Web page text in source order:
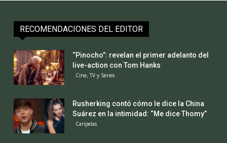
RECOMENDACIONES DEL EDITOR
“Pinocho”: revelan el primer adelanto del
live-action con Tom Hanks
Cine, TV y Series
Rusherking contó cómo le dice la China
Suárez en la intimidad: “Me dice Thomy”
Caripelas